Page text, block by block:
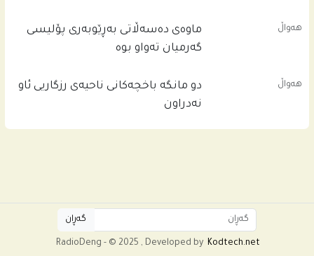
هەواڵ
ماوەی دەسەڵاتی بەڕێوبەری پۆلیسی
گەرمیان تەواو بوە
هەواڵ
دو مانگە باخچەکانی ناحیەی رزگاریی ئاو
نەدراون
Kodtech.net